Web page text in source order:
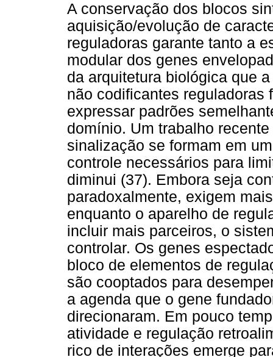
A conservação dos blocos
aquisição/evolução de
reguladoras garante tanto a
modular dos genes
da arquitetura biológica que
não codificantes reguladoras
expressar padrões
domínio. Um trabalho
sinalização se formam em
controle necessários para
diminui (37). Embora seja
paradoxalmente, exigem
enquanto o aparelho de
incluir mais parceiros, o
controlar. Os genes
bloco de elementos de
são cooptados para
a agenda que o gene
direcionaram. Em pouco
atividade e regulação
rico de interações emerge